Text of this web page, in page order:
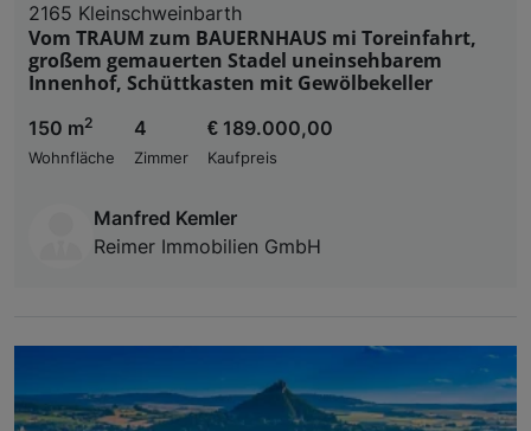
2165 Kleinschweinbarth
Vom TRAUM zum BAUERNHAUS mi Toreinfahrt,
großem gemauerten Stadel uneinsehbarem
Innenhof, Schüttkasten mit Gewölbekeller
150 m2
Wohnfläche
4
Zimmer
€ 189.000,00
Kaufpreis
Manfred Kemler
Reimer Immobilien GmbH